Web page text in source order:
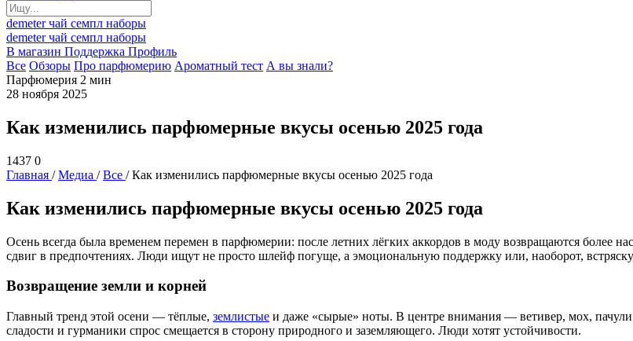
demeterчай семпл наборы
demeterчай семпл наборы
В магазин Поддержка Профиль
Все Обзоры Про парфюмерию Ароматный тест А вы знали?
Парфюмерия 2 мин
28 ноября 2025
Как изменились парфюмерные вкусы осенью 2025 года
1437 0
Главная /Медиа /Все /Как изменились парфюмерные вкусы осенью 2025 года
Как изменились парфюмерные вкусы осенью 2025 года
Осень всегда была временем перемен в парфюмерии: после летних лёгких аккордов в моду возвращаются
сдвиг в предпочтениях. Люди ищут не просто шлейф погуще, а эмоциональную поддержку или, наоборот,
Возвращение земли и корней
Главный тренд этой осени — тёплые, землистые и даже «сырые» ноты. В центре внимания — ветивер, мох,
сладости и гурманики спрос смещается в сторону природного и заземляющего. Люди хотят устойчивости.